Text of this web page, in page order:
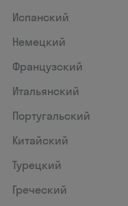
Испанский
Немецкий
Французский
Итальянский
Португальский
Китайский
Турецкий
Греческий